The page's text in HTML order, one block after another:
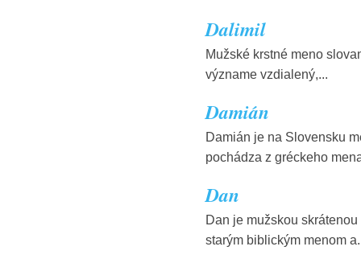
Dalimil
Mužské krstné meno
význame vzdialený,...
Damián
Damián je na Slovensku
pochádza z gréckeho
Dan
Dan je mužskou
starým biblickým menom